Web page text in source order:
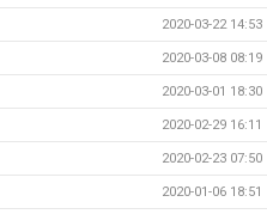
2020-03-22 14:53
2020-03-08 08:19
2020-03-01 18:30
2020-02-29 16:11
2020-02-23 07:50
2020-01-06 18:51